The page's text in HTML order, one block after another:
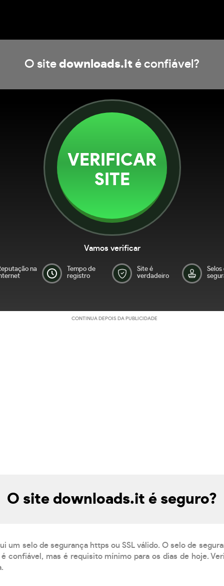
O site downloads.it é confiável?
VERIFICAR
SITE
Vamos verificar
na
Tempo de
registro
Site é
verdadeiro
Selos
CONTINUA DEPOIS DA PUBLICIDADE
O site downloads.it é seguro?
um selo de segurança https ou SSL válido. O selo de
confiável, mas é requisito mínimo para os dias de hoje.